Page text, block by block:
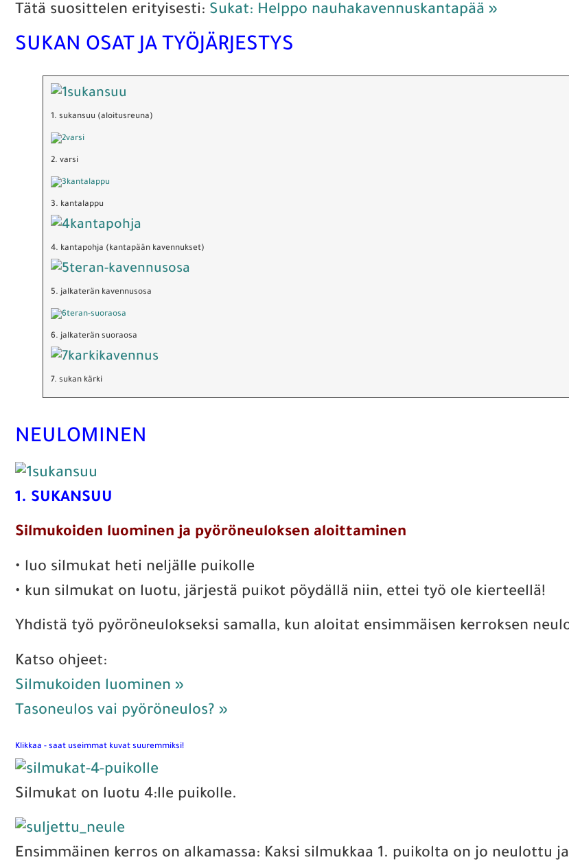
Tätä suosittelen erityisesti: Sukat: Helppo nauhakavennuskantapää »
SUKAN OSAT JA TYÖJÄRJESTYS
1. sukansuu (aloitusreuna)
2. varsi
3. kantalappu
4. kantapohja (kantapään kavennukset)
5. jalkaterän kavennusosa
6. jalkaterän suoraosa
7. sukan kärki
NEULOMINEN
1. SUKANSUU
Silmukoiden luominen ja pyöröneuloksen aloittaminen
• luo silmukat heti neljälle puikolle
• kun silmukat on luotu, järjestä puikot pöydällä niin, ettei työ ole kierteellä!
Yhdistä työ pyöröneulokseksi samalla, kun aloitat ensimmäisen kerroksen
Katso ohjeet:
Silmukoiden luominen »
Tasoneulos vai pyöröneulos? »
Klikkaa - saat useimmat kuvat suuremmiksi!
Silmukat on luotu 4:lle puikolle.
Ensimmäinen kerros on alkamassa: Kaksi silmukkaa 1. puikolta on jo neulottu